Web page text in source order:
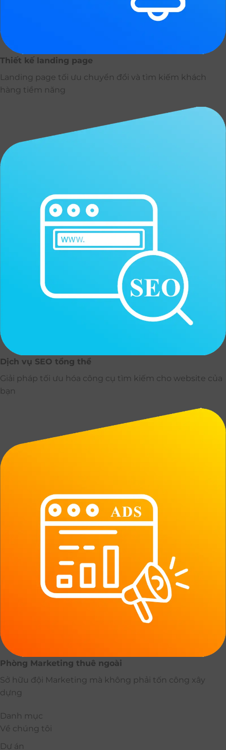
Thiết kế landing page
Landing page tối ưu chuyển đổi và tìm kiếm khách
hàng tiềm năng
Dịch vụ SEO tổng thể
Giải pháp tối ưu hóa công cụ tìm kiếm cho website của
bạn
Phòng Marketing thuê ngoài
Sở hữu đội Marketing mà không phải tốn công xây
dựng
Danh mục
Về chúng tôi
Dự án